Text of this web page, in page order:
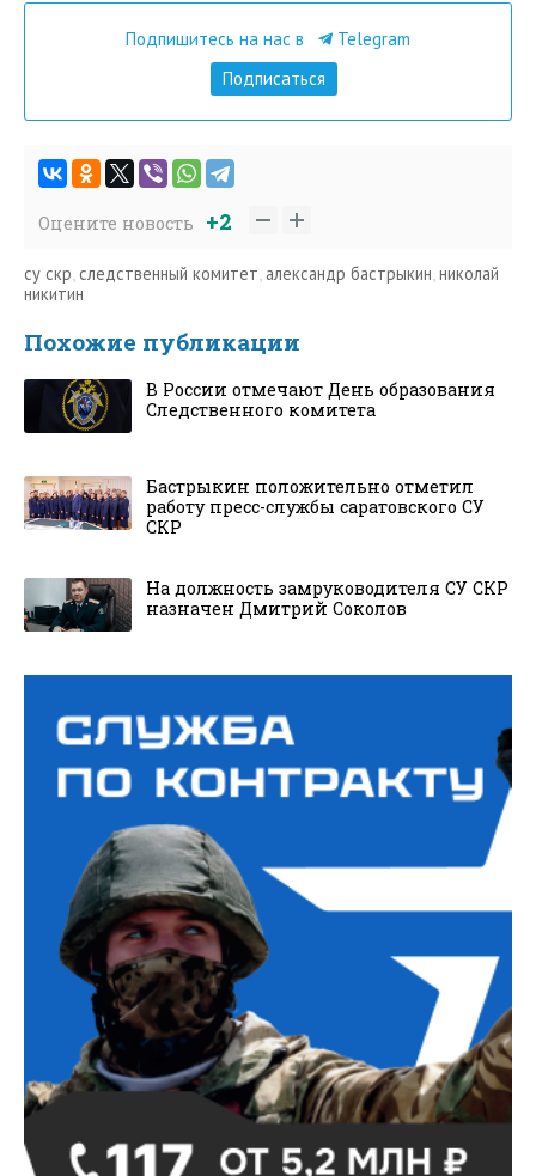
Подпишитесь на нас в
Telegram
Подписаться
Оцените новость +2
су скр следственный комитет александр бастрыкин николай
никитин
Похожие публикации
В России отмечают День образования
Следственного комитета
Бастрыкин положительно отметил
работу пресс-службы саратовского СУ
СКР
На должность замруководителя СУ СКР
назначен Дмитрий Соколов